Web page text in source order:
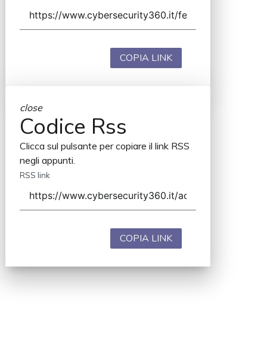
COPIA LINK
close
Codice Rss
Clicca sul pulsante per copiare il link RSS
negli appunti.
RSS link
COPIA LINK